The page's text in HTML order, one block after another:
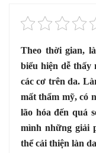
Theo thời gian,
biểu hiện dễ
các cơ trên da.
mất thẩm mỹ, có
lão hóa đến quá
mình những giải
thể cải thiện làn